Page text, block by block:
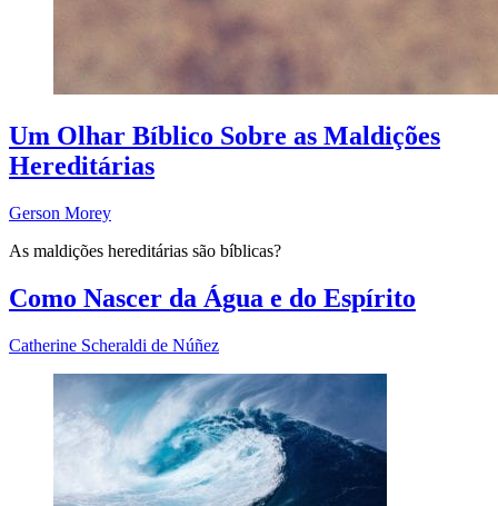
Um Olhar Bíblico Sobre as Maldições
Hereditárias
Gerson Morey
As maldições hereditárias são bíblicas?
Como Nascer da Água e do Espírito
Catherine Scheraldi de Núñez